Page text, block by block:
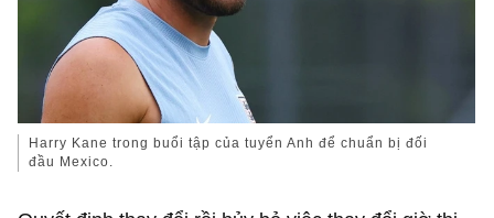
Harry Kane trong buổi tập của tuyển Anh để chuẩn bị đối
đầu Mexico.